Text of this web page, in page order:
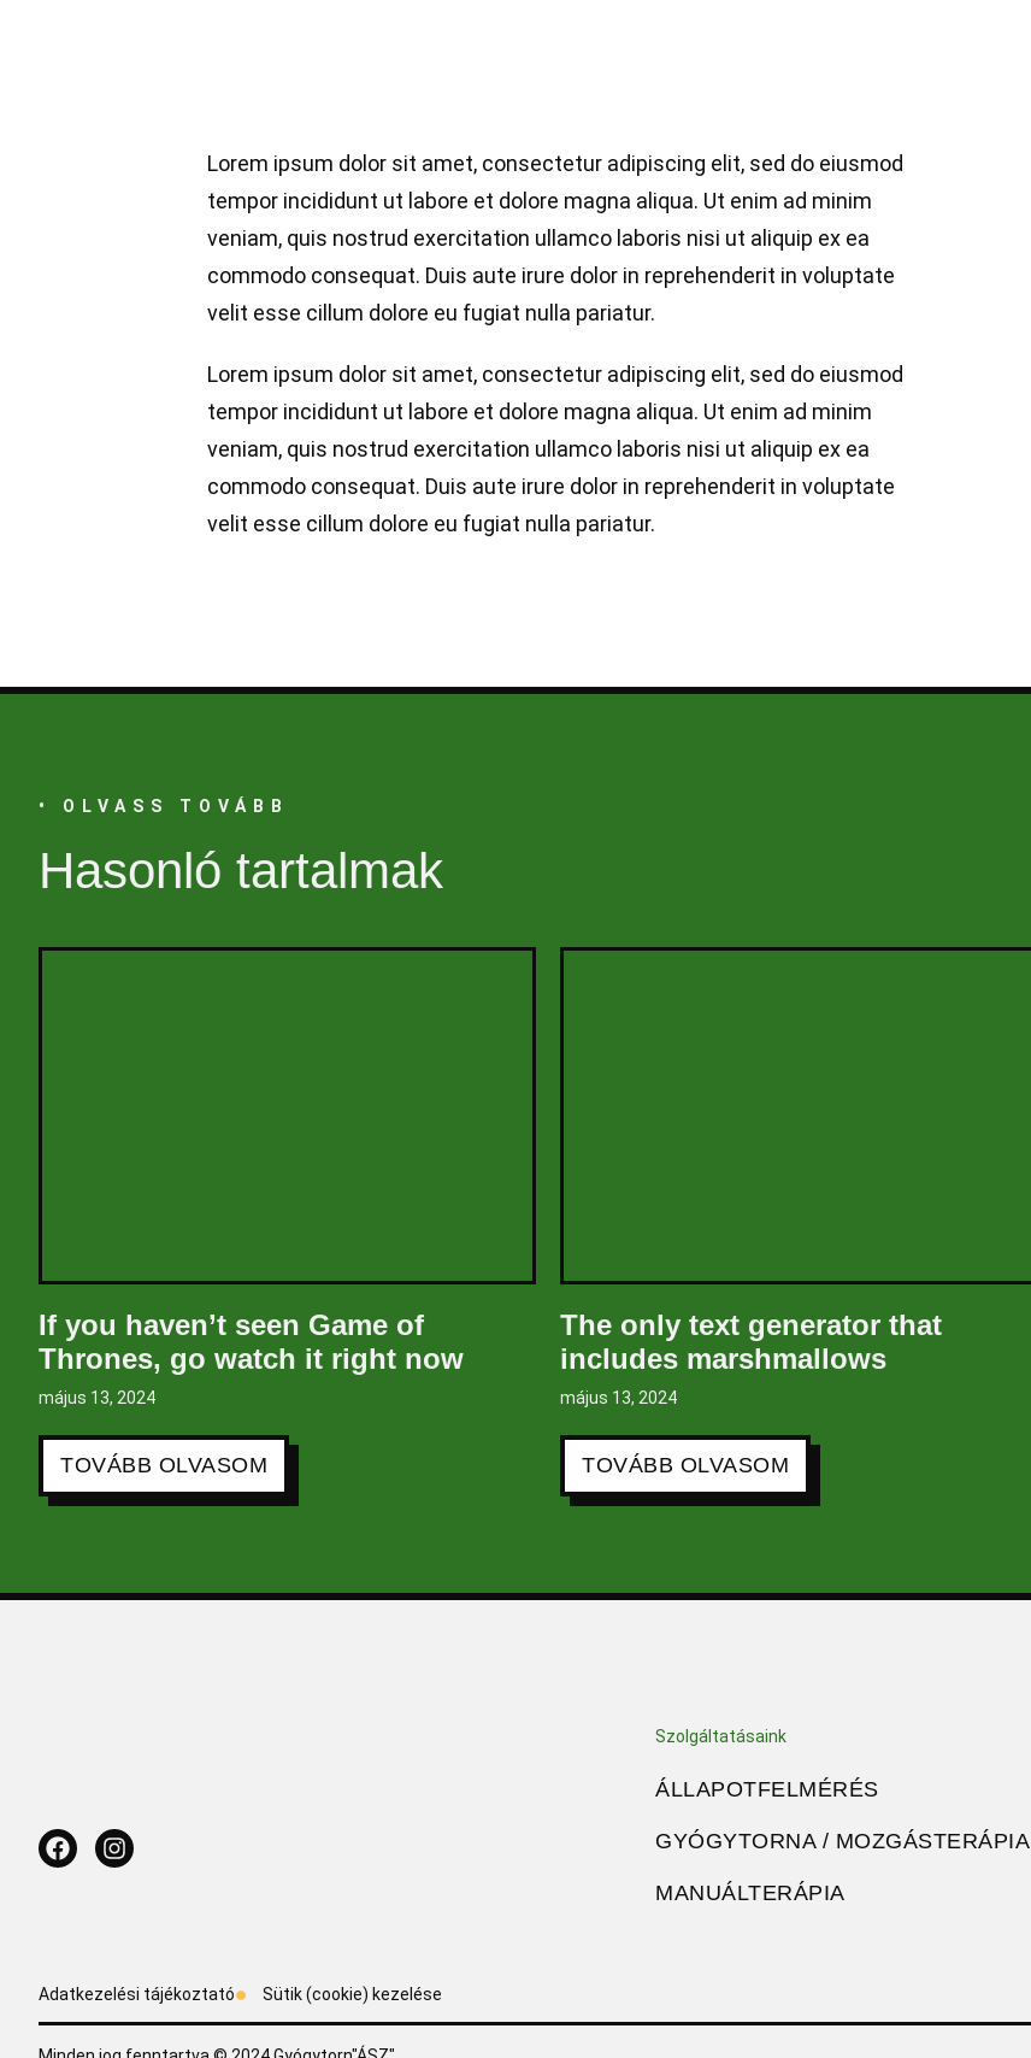
Lorem ipsum dolor sit amet, consectetur adipiscing elit, sed do eiusmod
tempor incididunt ut labore et dolore magna aliqua. Ut enim ad minim
veniam, quis nostrud exercitation ullamco laboris nisi ut aliquip ex ea
commodo consequat. Duis aute irure dolor in reprehenderit in voluptate
velit esse cillum dolore eu fugiat nulla pariatur.
Lorem ipsum dolor sit amet, consectetur adipiscing elit, sed do eiusmod
tempor incididunt ut labore et dolore magna aliqua. Ut enim ad minim
veniam, quis nostrud exercitation ullamco laboris nisi ut aliquip ex ea
commodo consequat. Duis aute irure dolor in reprehenderit in voluptate
velit esse cillum dolore eu fugiat nulla pariatur.
• OLVASS TOVÁBB
Hasonló tartalmak
If you haven’t seen Game of
Thrones, go watch it right now
május 13, 2024
TOVÁBB OLVASOM
The only text generator that
includes marshmallows
május 13, 2024
TOVÁBB OLVASOM
Szolgáltatásaink
ÁLLAPOTFELMÉRÉS
GYÓGYTORNA / MOZGÁSTERÁPIA
MANUÁLTERÁPIA
Adatkezelési tájékoztató Sütik (cookie) kezelése